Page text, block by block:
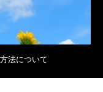
法について